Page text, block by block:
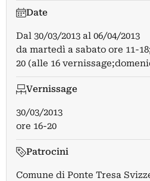
Date
Dal 30/03/2013 al 06/04/2013
da martedì a sabato ore 11-
20 (alle 16
Vernissage
30/03/2013
ore 16-20
Patrocini
Comune di Ponte Tresa